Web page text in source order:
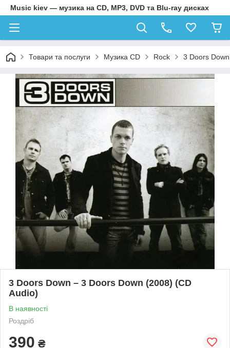
Music kiev — музика на CD, MP3, DVD та Blu-ray дисках
Товари та послуги Музика CD Rock 3 Doors
3 Doors Down – 3 Doors Down (2008) (CD
Audio)
В наявності
Роздріб
390 ₴